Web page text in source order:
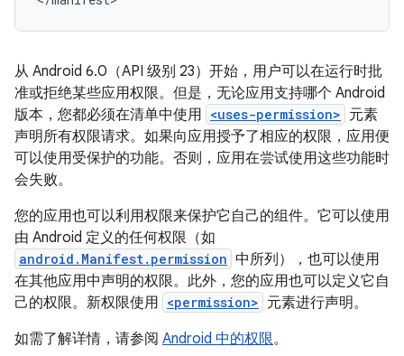
从 Android 6.0（API 级别 23）开始，用户可以在运行时批
准或拒绝某些应用权限。但是，无论应用支持哪个 Android
版本，您都必须在清单中使用 <uses-permission> 元素
声明所有权限请求。如果向应用授予了相应的权限，应用便
可以使用受保护的功能。否则，应用在尝试使用这些功能时
会失败。
您的应用也可以利用权限来保护它自己的组件。它可以使用
由 Android 定义的任何权限（如
android.Manifest.permission 中所列），也可以使用
在其他应用中声明的权限。此外，您的应用也可以定义它自
己的权限。新权限使用 <permission> 元素进行声明。
如需了解详情，请参阅 Android 中的权限。